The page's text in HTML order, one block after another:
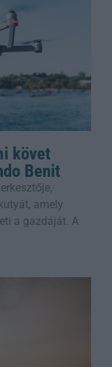
követ
Benit
amely
a gazdáját. A